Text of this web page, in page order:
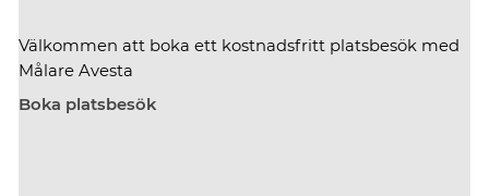
Välkommen att boka ett kostnadsfritt platsbesök med
Målare Avesta
Boka platsbesök